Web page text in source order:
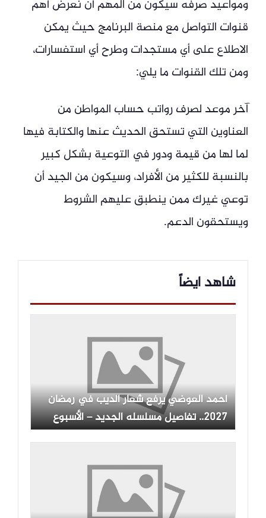
ومواعيد صرفه سيكون من المهم أن نعرض أهم
قنوات التواصل مع منصة البرنامج حيث يمكن
الاطلاع على أي مستجدات وطرح أي استفسارات،
ومن تلك القنوات ما يلي:
آخر موعد لصرف رواتب حساب المواطن من
العناوين التي تستحق الحديث عنها والكتابة فيها
لما لها من قيمة ودور في التوعية بشكل كبير
بالنسبة للكثير من الأفراد، وسيكون من الجيد أن
توعي غيرك ممن ينطبق عليهم الشروط
ويستحقون الدعم.
شاهد ايضاً
أحمد العوضي يرفع شعار الديب في رمضان
2027.. تفاصيل مسلسله الجديد – الأسبوع